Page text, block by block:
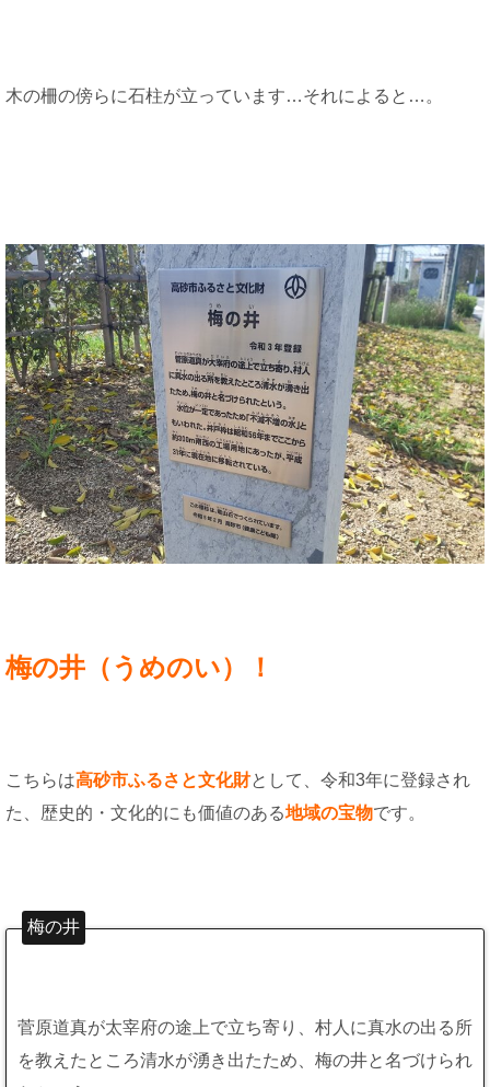
木の柵の傍らに石柱が立っています…それによると…。
梅の井（うめのい）！
こちらは高砂市ふるさと文化財として、令和3年に登録され
た、歴史的・文化的にも価値のある地域の宝物です。
梅の井
菅原道真が太宰府の途上で立ち寄り、村人に真水の出る所
を教えたところ清水が湧き出たため、梅の井と名づけられ